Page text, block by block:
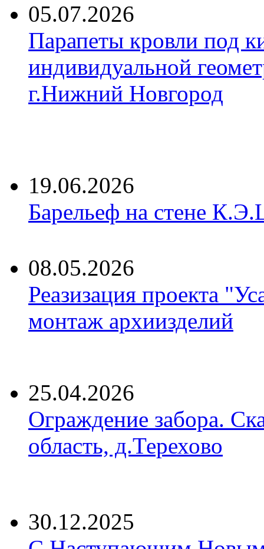
05.07.2026
Парапеты кровли под
индивидуальной
г.Нижний Новгород
19.06.2026
Барельеф на стене
08.05.2026
Реазизация проекта
монтаж архиизделий
25.04.2026
Ограждение забора.
область, д.Терехово
30.12.2025